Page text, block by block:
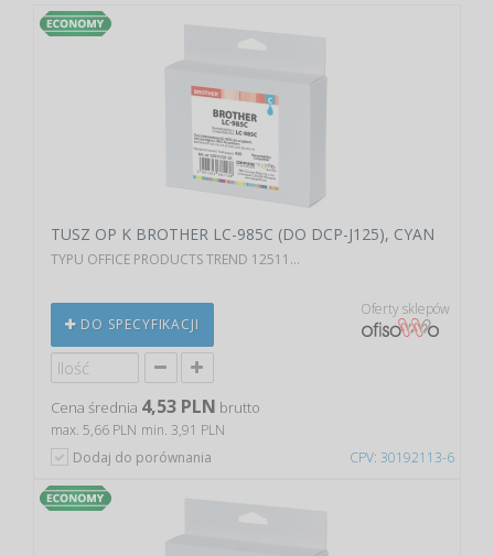
CPV: 30192113-6
TUSZ OP K BROTHER LC-985C (DO DCP-J125), CYAN
TYPU OFFICE PRODUCTS TREND 12511...
DO SPECYFIKACJI
Oferty sklepów
Cena średnia 4,53 PLN brutto
max. 5,66 PLN min. 3,91 PLN
Dodaj do porównania